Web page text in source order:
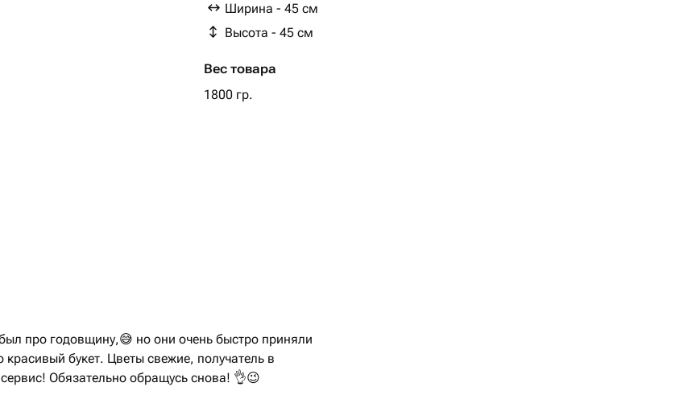
kinder макси упаковка - 3 шт.
Ширина - 45 см
Высота - 45 см
Вес товара
1800 гр.
про годовщину,😅 но они очень быстро приняли
букет. Цветы свежие, получатель в
Обязательно обращусь снова! 👌😉